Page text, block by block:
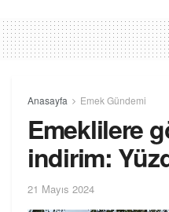
Anasayfa Emek Gündemi
Emeklilere
indirim:
21 Mayıs 2024